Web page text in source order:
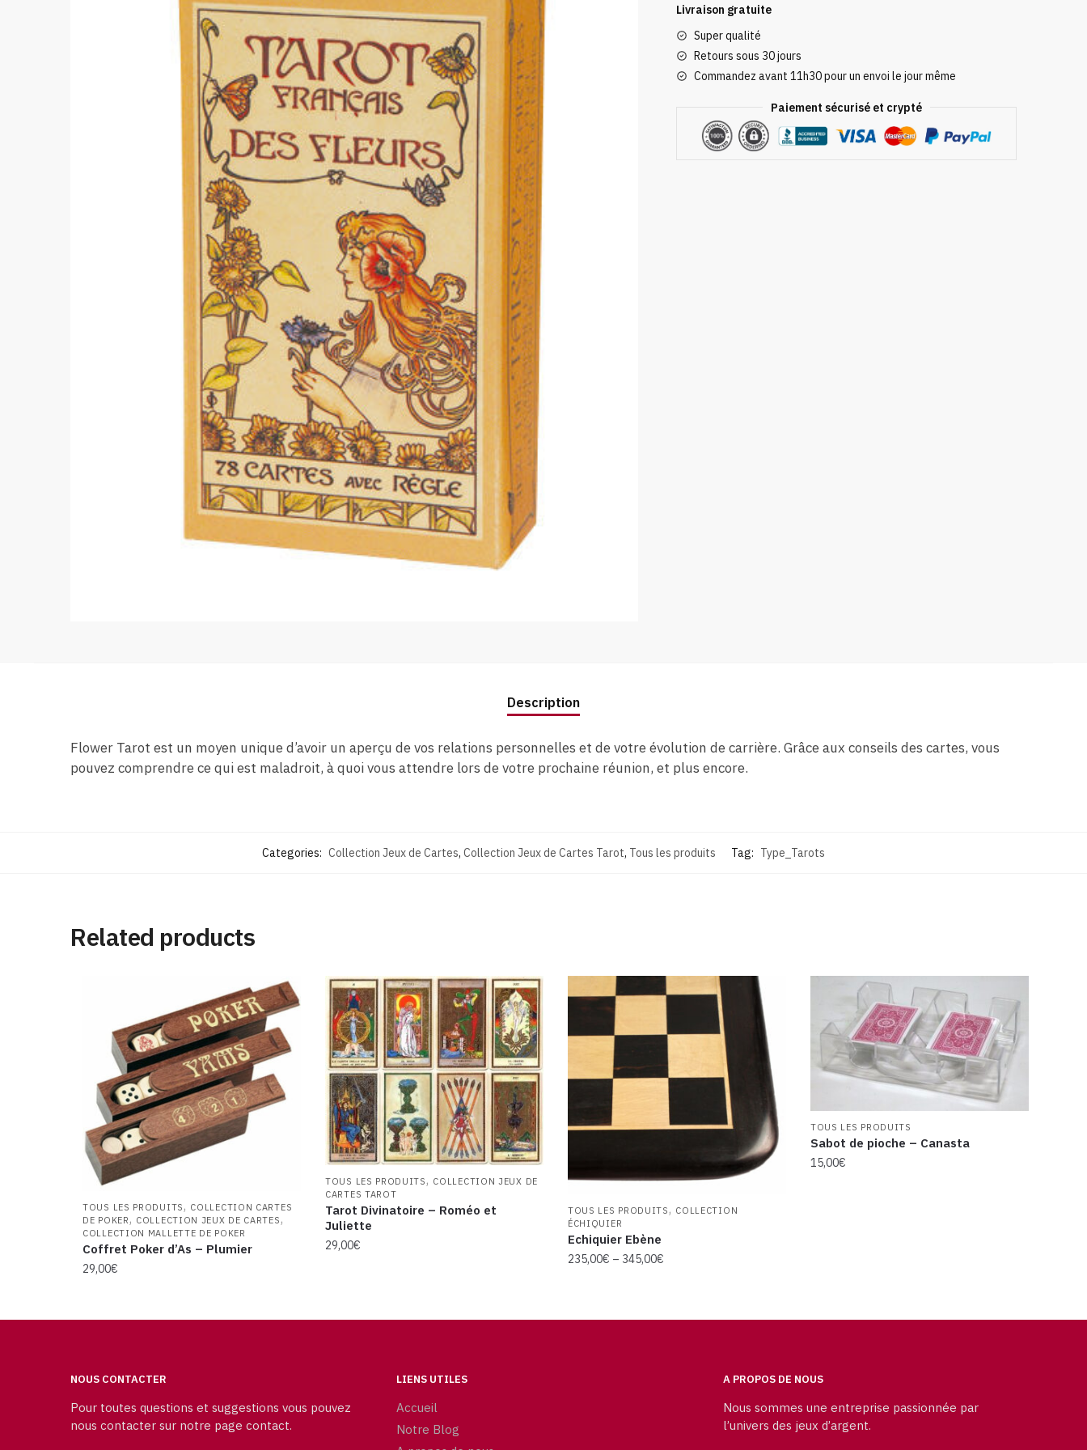
quantity
Livraison gratuite
Super qualité
Retours sous 30 jours
Commandez avant 11h30 pour un envoi le jour même
Paiement sécurisé et crypté
Description
Flower Tarot est un moyen unique d’avoir un aperçu de vos relations personnelles et de votre évolution de carrière. Grâce aux conseils des cartes, vous
pouvez comprendre ce qui est maladroit, à quoi vous attendre lors de votre prochaine réunion, et plus encore.
Categories: Collection Jeux de Cartes, Collection Jeux de Cartes Tarot, Tous les produits Tag: Type_Tarots
Related products
TOUS LES PRODUITS, COLLECTION CARTES
DE POKER, COLLECTION JEUX DE CARTES,
COLLECTION MALLETTE DE POKER
Coffret Poker d’As – Plumier
29,00€
TOUS LES PRODUITS, COLLECTION JEUX DE
CARTES TAROT
Tarot Divinatoire – Roméo et
Juliette
29,00€
TOUS LES PRODUITS, COLLECTION
ÉCHIQUIER
Echiquier Ebène
235,00€ – 345,00€
TOUS LES PRODUITS
Sabot de pioche – Canasta
15,00€
NOUS CONTACTER
Pour toutes questions et suggestions vous pouvez
nous contacter sur notre page contact.
LIENS UTILES
Accueil
Notre Blog
A PROPOS DE NOUS
Nous sommes une entreprise passionnée par
l’univers des jeux d’argent.